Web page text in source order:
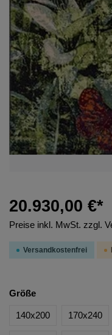
20.930,00 €*
Preise inkl. MwSt. zzgl.
Versandkostenfrei
Größe
140x200 170x240